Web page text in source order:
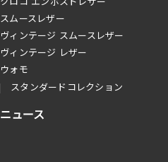
スムースレザー
ヴィンテージ スムースレザー
ヴィンテージ レザー
ウォモ
スタンダードコレクション
ニュース